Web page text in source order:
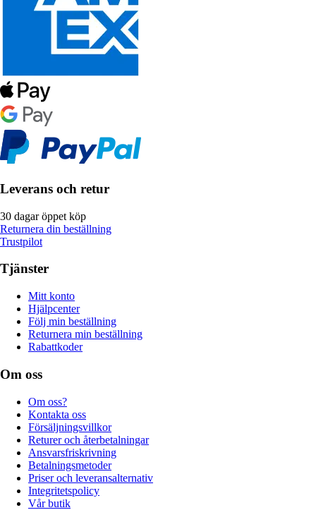
Leverans och retur
30 dagar öppet köp
Returnera din beställning
Trustpilot
Tjänster
Mitt konto
Hjälpcenter
Följ min beställning
Returnera min beställning
Rabattkoder
Om oss
Om oss?
Kontakta oss
Försäljningsvillkor
Returer och återbetalningar
Ansvarsfriskrivning
Betalningsmetoder
Priser och leveransalternativ
Integritetspolicy
Vår butik